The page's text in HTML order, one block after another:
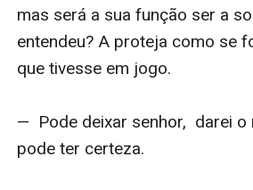
mas será a sua função ser a
entendeu? A proteja como se
que tivesse em jogo.
—  Pode deixar senhor,  darei o
pode ter certeza.